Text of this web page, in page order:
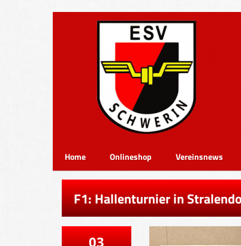
Home Onlineshop Vereinsnews
F1: Hallenturnier in
03